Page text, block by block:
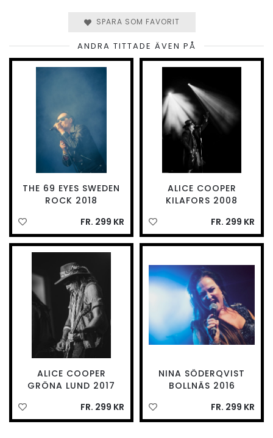
SPARA SOM FAVORIT
ANDRA TITTADE ÄVEN PÅ
THE 69 EYES SWEDEN
ROCK 2018
FR. 299 KR
ALICE COOPER
KILAFORS 2008
FR. 299 KR
ALICE COOPER
GRÖNA LUND 2017
FR. 299 KR
NINA SÖDERQVIST
BOLLNÄS 2016
FR. 299 KR